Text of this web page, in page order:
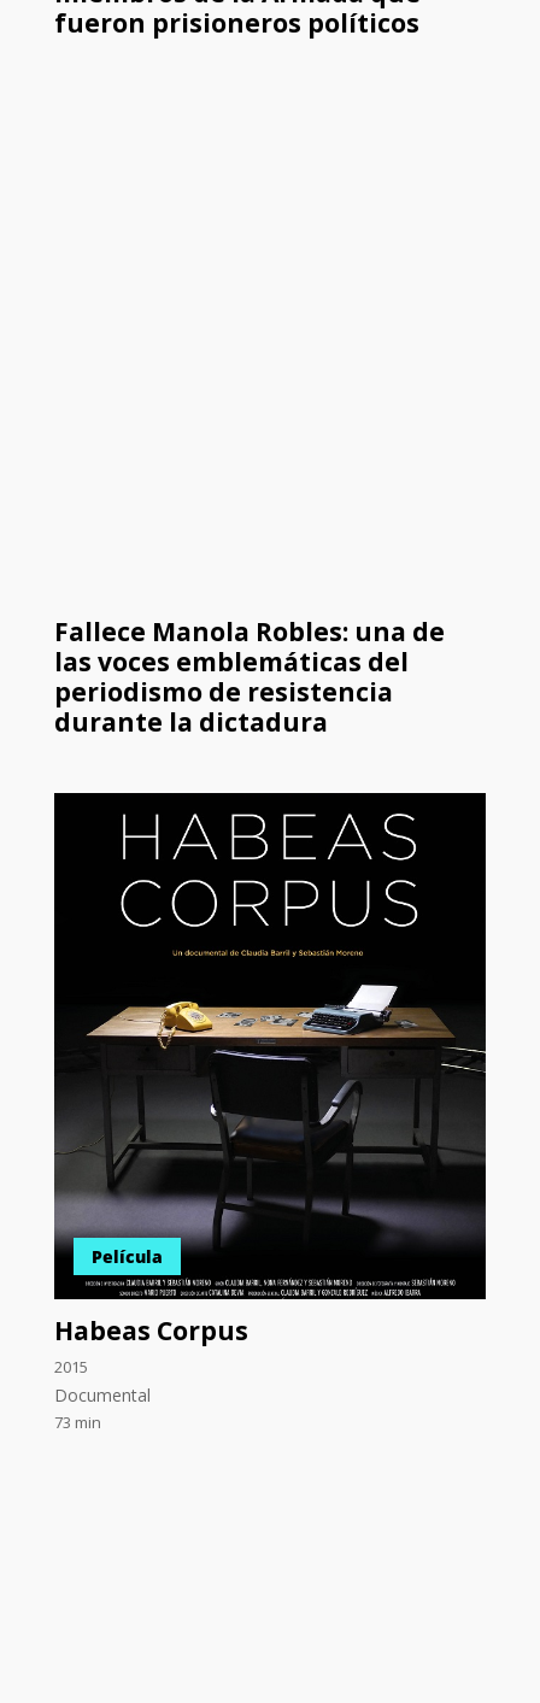
fueron prisioneros políticos
Fallece Manola Robles: una de
las voces emblemáticas del
periodismo de resistencia
durante la dictadura
Película
Habeas Corpus
2015
Documental
73 min